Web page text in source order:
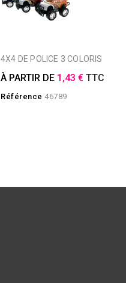
4X4 DE POLICE 3 COLORIS
À PARTIR DE 1,43 € TTC
Référence 46789